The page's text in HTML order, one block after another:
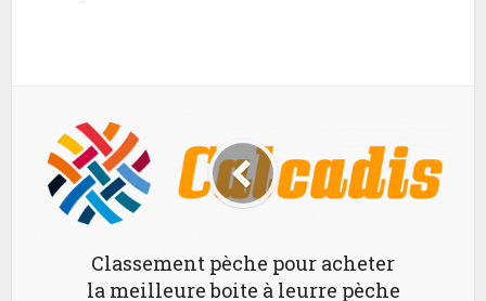
Classement pèche pour acheter
la meilleure boite à leurre pèche